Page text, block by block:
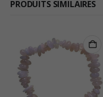
PRODUITS SIMILAIRES